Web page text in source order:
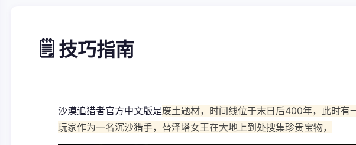
🗒️ 技巧指南
沙漠追猎者官方中文版是废土题材，时间线位于末日后400年，此时有
玩家作为一名沉沙猎手，替泽塔女王在大地上到处搜集珍贵宝物，